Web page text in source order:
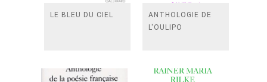
LE BLEU DU CIEL
ANTHOLOGIE DE
L'OULIPO